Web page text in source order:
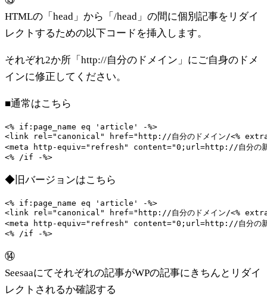
HTMLの「head」から「/head」の間に個別記事をリダイ
レクトするための以下コードを挿入します。
それぞれ2か所「http://自分のドメイン」にご自身のドメ
インに修正してください。
■通常はこちら
<% if:page_name eq 'article' -%>
<link rel="canonical" href="http://自分のドメイン/<%
<meta http-equiv="refresh" content="0;url=http://自分の
<% /if -%>
◆旧バージョンはこちら
<% if:page_name eq 'article' -%>
<link rel="canonical" href="http://自分のドメイン/<%
<meta http-equiv="refresh" content="0;url=http://自分の
<% /if -%>
⑭
Seesaaにてそれぞれの記事がWPの記事にきちんとリダイ
レクトされるか確認する